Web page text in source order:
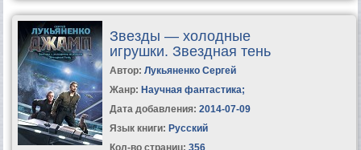
Звезды — холодные
игрушки. Звездная тень
Автор: Лукьяненко Сергей
Жанр: Научная фантастика;
Дата добавления: 2014-07-09
Язык книги: Русский
Кол-во страниц: 356